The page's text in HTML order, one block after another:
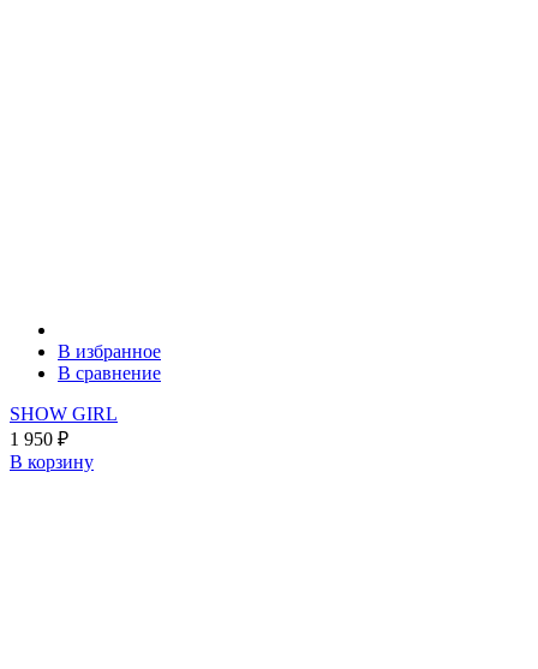
В избранное
В сравнение
SHOW GIRL
1 950 ₽
В корзину